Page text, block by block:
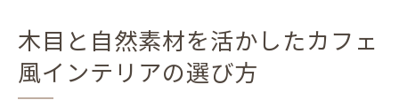
自然光がもたらす心地よいカフェ風空間
木製家具と観葉植物で仕上げるカフェ風インテ
木目と自然素材を活かしたカフェ
風インテリアの選び方